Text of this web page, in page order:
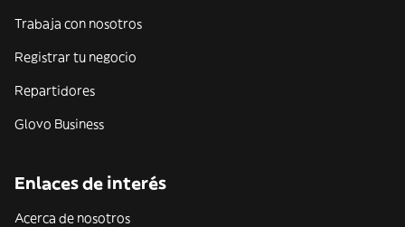
Trabaja con nosotros
Registrar tu negocio
Repartidores
Glovo Business
Enlaces de interés
Acerca de nosotros